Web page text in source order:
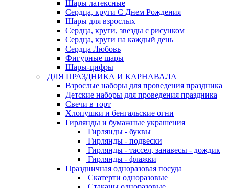
Шары латексные
Сердца, круги С Днем Рождения
Шары для взрослых
Сердца, круги, звезды с рисунком
Сердца, круги на каждый день
Сердца Любовь
Фигурные шары
Шары-цифры
ДЛЯ ПРАЗДНИКА И КАРНАВАЛА
Взрослые наборы для проведения праздника
Детские наборы для проведения праздника
Свечи в торт
Хлопушки и бенгальские огни
Гирлянды и бумажные украшения
Гирлянды - буквы
Гирлянды - подвески
Гирлянды - тассел, занавесы - дождик
Гирлянды - флажки
Праздничная одноразовая посуда
Скатерти одноразовые